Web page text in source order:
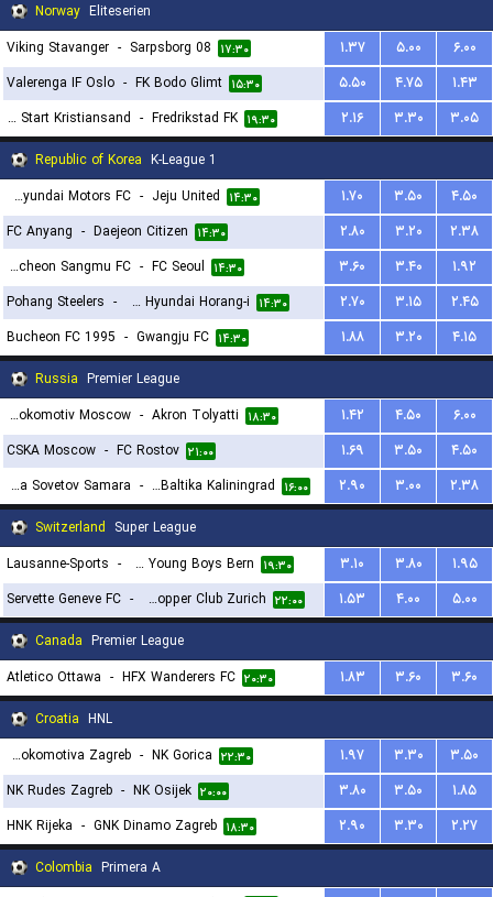
Norway Eliteserien
Viking Stavanger - Sarpsborg 08 ۱۷:۳۰ ۱.۳۷ ۵.۰۰
۶.۰۰
Valerenga IF Oslo - FK Bodo Glimt ۱۵:۳۰ ۵.۵۰ ۴.۷۵
۱.۴۳
IK Start Kristiansand
- Fredrikstad FK ۱۹:۳۰ ۲.۱۶ ۳.۳۰
۳.۰۵
Republic of Korea K-League 1
Jeonbuk Hyundai Motors FC
- Jeju United ۱۴:۳۰ ۱.۷۰ ۳.۵۰
۴.۵۰
FC Anyang - Daejeon Citizen ۱۴:۳۰ ۲.۸۰ ۳.۲۰
۲.۳۸
Gimcheon Sangmu FC
- FC Seoul ۱۴:۳۰ ۳.۶۰ ۳.۴۰
۱.۹۲
Pohang Steelers - Ulsan Hyundai Horang-i ۱۴:۳۰ ۲.۷۰ ۳.۱۵
۲.۴۵
Bucheon FC 1995 - Gwangju FC ۱۴:۳۰ ۱.۸۸ ۳.۲۰
۴.۱۵
Russia Premier League
FK Lokomotiv Moscow
- Akron Tolyatti ۱۸:۳۰ ۱.۴۲ ۴.۵۰
۶.۰۰
CSKA Moscow - FC Rostov ۲۱:۰۰ ۱.۶۹ ۳.۵۰
۴.۵۰
PFK Kryliya Sovetov Samara
- FK Baltika Kaliningrad ۱۶:۰۰ ۲.۹۰ ۳.۰۰
۲.۳۸
Switzerland Super League
Lausanne-Sports - BSC Young Boys Bern ۱۹:۳۰ ۳.۱۰ ۳.۸۰
۱.۹۵
Servette Geneve FC - Grasshopper Club Zurich ۲۲:۰۰ ۱.۵۳ ۴.۰۰
۵.۰۰
Canada Premier League
Atletico Ottawa - HFX Wanderers FC ۲۰:۳۰ ۱.۸۳ ۳.۶۰
۳.۶۰
Croatia HNL
NK Lokomotiva Zagreb
- NK Gorica ۲۲:۳۰ ۱.۹۷ ۳.۳۰
۳.۵۰
NK Rudes Zagreb - NK Osijek ۲۰:۰۰ ۳.۸۰ ۳.۵۰
۱.۸۵
HNK Rijeka - GNK Dinamo Zagreb ۱۸:۳۰ ۲.۹۰ ۳.۳۰
۲.۲۷
Colombia Primera A